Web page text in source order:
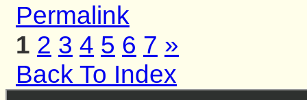
Permalink
1 2 3 4 5 6 7 »
Back To Index